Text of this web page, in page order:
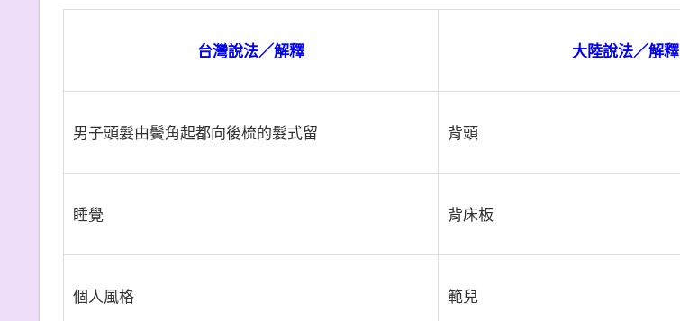
台灣說法／解釋 大陸說法／解釋
男子頭髮由鬢角起都向後梳的髮式留 背頭
睡覺 背床板
個人風格 範兒